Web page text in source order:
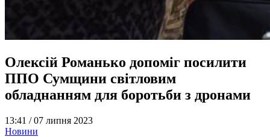
Олексій Романько допоміг посилити
ППО Сумщини світловим
обладнанням для боротьби з дронами
13:41 /07 липня 2023
Новини